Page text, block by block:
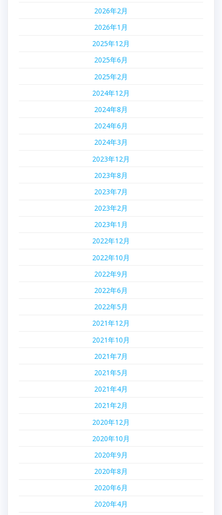
2026年2月
2026年1月
2025年12月
2025年6月
2025年2月
2024年12月
2024年8月
2024年6月
2024年3月
2023年12月
2023年8月
2023年7月
2023年2月
2023年1月
2022年12月
2022年10月
2022年9月
2022年6月
2022年5月
2021年12月
2021年10月
2021年7月
2021年5月
2021年4月
2021年2月
2020年12月
2020年10月
2020年9月
2020年8月
2020年6月
2020年4月